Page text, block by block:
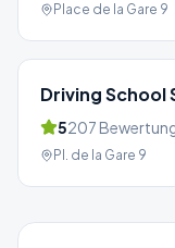
Place de la Gare 9
Driving
5207
Pl. de la Gare 9